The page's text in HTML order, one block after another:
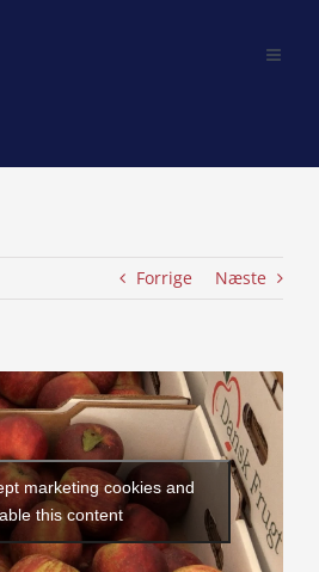
Forrige Næste
marketing cookies and
this content